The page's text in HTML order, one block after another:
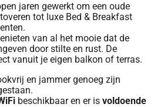
jaren gewerkt om een oude
tot luxe Bed & Breakfast
van al het mooie dat de
door stilte en rust. De
vanuit je eigen balkon of terras.
en jammer genoeg zijn
beschikbaar en er is voldoende